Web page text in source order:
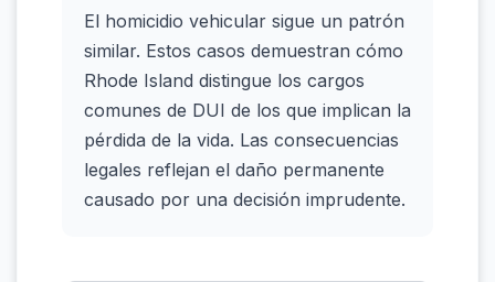
El homicidio vehicular sigue un patrón
similar. Estos casos demuestran cómo
Rhode Island distingue los cargos
comunes de DUI de los que implican la
pérdida de la vida. Las consecuencias
legales reflejan el daño permanente
causado por una decisión imprudente.